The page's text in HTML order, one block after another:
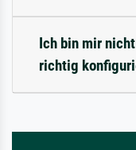
Ich bin mir
richtig